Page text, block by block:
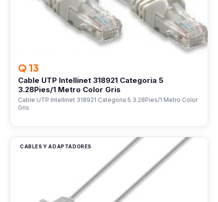
Q 13
Cable UTP Intellinet 318921 Categoria 5
3.28Pies/1 Metro Color Gris
Cable UTP Intellinet 318921 Categoria 5 3.28Pies/1 Metro Color
Gris
CABLES Y ADAPTADORES